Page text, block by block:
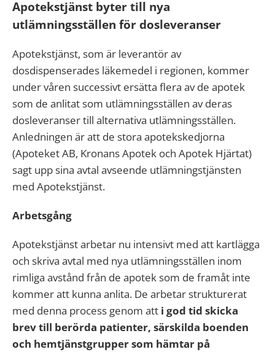
Apotekstjänst byter till nya
utlämningsställen för dosleveranser
Apotekstjänst, som är leverantör av
dosdispenserades läkemedel i regionen, kommer
under våren successivt ersätta flera av de apotek
som de anlitat som utlämningsställen av deras
dosleveranser till alternativa utlämningsställen.
Anledningen är att de stora apotekskedjorna
(Apoteket AB, Kronans Apotek och Apotek Hjärtat)
sagt upp sina avtal avseende utlämningstjänsten
med Apotekstjänst.
Arbetsgång
Apotekstjänst arbetar nu intensivt med att kartlägga
och skriva avtal med nya utlämningsställen inom
rimliga avstånd från de apotek som de framåt inte
kommer att kunna anlita. De arbetar strukturerat
med denna process genom att i god tid skicka
brev till berörda patienter, särskilda boenden
och hemtjänstgrupper som hämtar på